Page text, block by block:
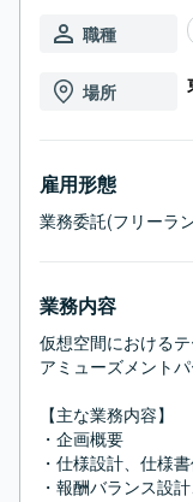
職種
場所
雇用形態
業務委託(フリーラ
業務内容
仮想空間における
アミューズメント
【主な業務内容】
・企画概要
・仕様設計、仕様
・報酬バランス設